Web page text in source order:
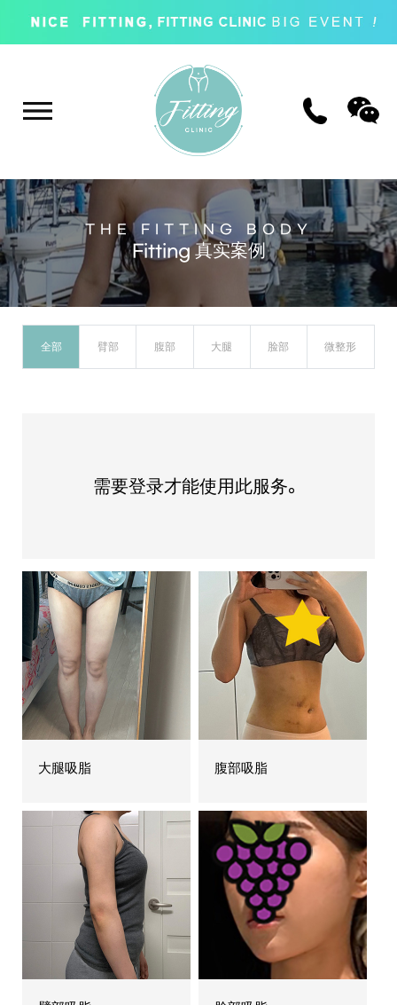
THE FITTING BODY
Fitting 真实案例
全部 臂部 腹部 大腿 脸部 微整形
需要登录才能使用此服务。
大腿吸脂 腹部吸脂